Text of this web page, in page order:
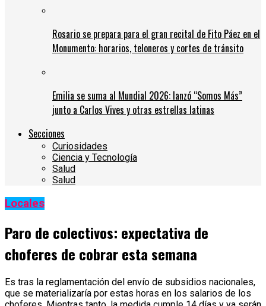
Rosario se prepara para el gran recital de Fito Páez en el
Monumento: horarios, teloneros y cortes de tránsito
Emilia se suma al Mundial 2026: lanzó “Somos Más”
junto a Carlos Vives y otras estrellas latinas
Secciones
Curiosidades
Ciencia y Tecnología
Salud
Salud
Locales
Paro de colectivos: expectativa de
choferes de cobrar esta semana
Es tras la reglamentación del envío de subsidios nacionales,
que se materializaría por estas horas en los salarios de los